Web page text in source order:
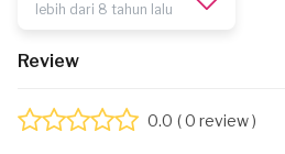
lebih dari 8 tahun lalu
Review
0.0 ( 0 review )